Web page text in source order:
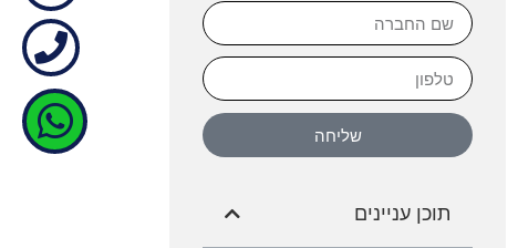
שליחה
תוכן עניינים